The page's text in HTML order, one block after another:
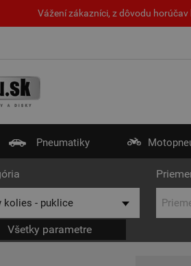
Vážení zákazníci, z dôvodu
Pneumatiky
Všetky parametre